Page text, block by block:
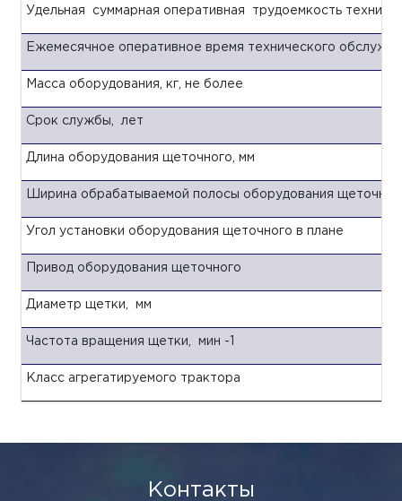
Удельная суммарная оперативная трудоемкость
Ежемесячное оперативное время технического
Масса оборудования, кг, не более
Срок службы, лет
Длина оборудования щеточного, мм
Ширина обрабатываемой полосы оборудования
Угол установки оборудования щеточного в плане
Привод оборудования щеточного
Диаметр щетки, мм
Частота вращения щетки, мин -1
Класс агрегатируемого трактора
Контакты